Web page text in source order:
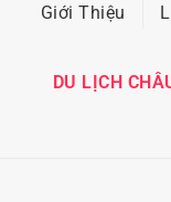
Giới Thiệu
DU LỊCH